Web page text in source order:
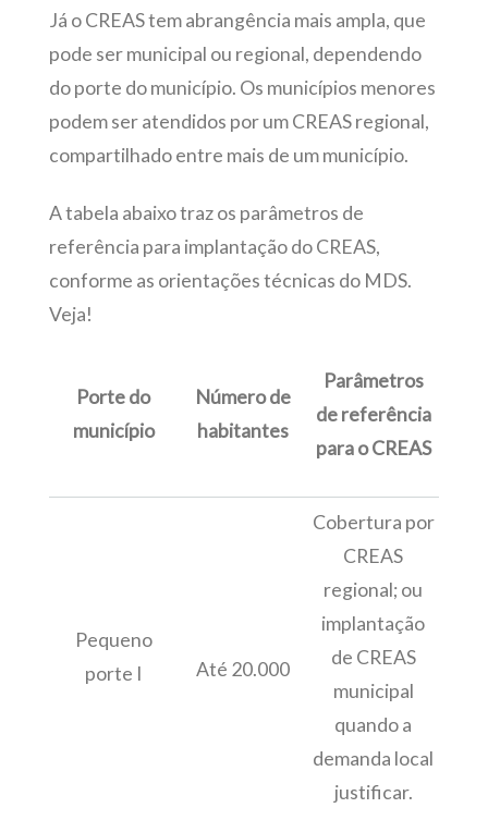
Já o CREAS tem abrangência mais ampla, que
pode ser municipal ou regional, dependendo
do porte do município. Os municípios menores
podem ser atendidos por um CREAS regional,
compartilhado entre mais de um município.
A tabela abaixo traz os parâmetros de
referência para implantação do CREAS,
conforme as orientações técnicas do MDS.
Veja!
Porte do
município
Número de
habitantes
Parâmetros
de referência
para o CREAS
Pequeno
porte I
Até 20.000
Cobertura por
CREAS
regional; ou
implantação
de CREAS
municipal
quando a
demanda local
justificar.